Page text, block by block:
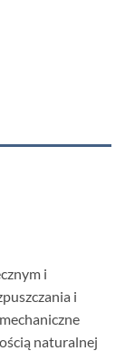
i
i
naturalnej